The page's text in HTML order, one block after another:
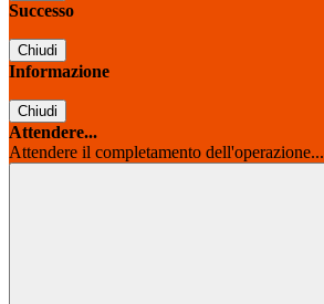
Successo
Chiudi
Informazione
Chiudi
Attendere...
Attendere il completamento dell'operazione...